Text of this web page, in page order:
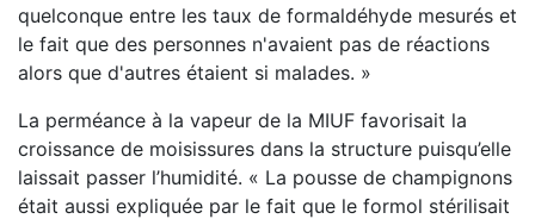
quelconque entre les taux de formaldéhyde mesurés et
le fait que des personnes n'avaient pas de réactions
alors que d'autres étaient si malades. »
La perméance à la vapeur de la MIUF favorisait la
croissance de moisissures dans la structure puisqu’elle
laissait passer l’humidité. « La pousse de champignons
était aussi expliquée par le fait que le formol stérilisait